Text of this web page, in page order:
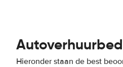
Hieronder staan de best